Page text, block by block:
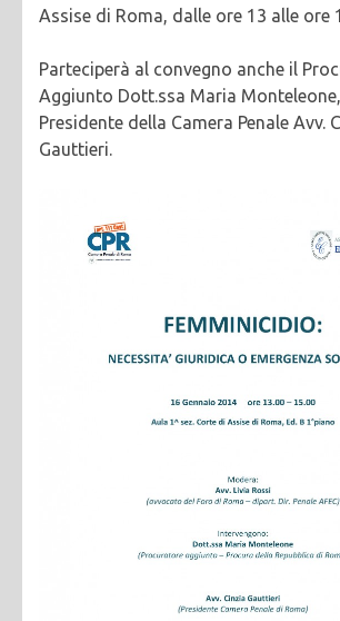
Assise di Roma, dalle ore 13 alle ore
Parteciperà al convegno anche il
Aggiunto Dott.ssa Maria
Presidente della Camera Penale Avv.
Gauttieri.